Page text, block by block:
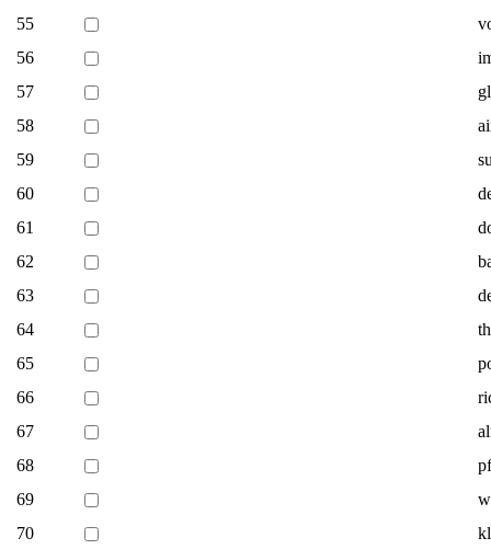
55
56
57
58
59
60
61
62
63
64
65
66
67
68
69
70